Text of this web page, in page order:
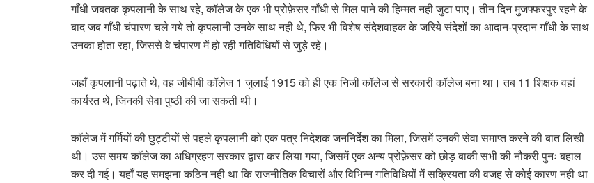
गाँधी जबतक कृपलानी के साथ रहे, कॉलेज के एक भी प्रोफ़ेसर गाँधी से मिल पाने की हिम्मत नही जुटा पाए। तीन दिन मुजफ्फरपुर रहने के
बाद जब गाँधी चंपारण चले गये तो कृपलानी उनके साथ नही थे, फिर भी विशेष संदेशवाहक के जरिये संदेशों का आदान-प्रदान गाँधी के साथ
उनका होता रहा, जिससे वे चंपारण में हो रही गतिविधियों से जुड़े रहे।
जहाँ कृपलानी पढ़ाते थे, वह जीबीबी कॉलेज 1 जुलाई 1915 को ही एक निजी कॉलेज से सरकारी कॉलेज बना था। तब 11 शिक्षक वहां
कार्यरत थे, जिनकी सेवा पुष्ठी की जा सकती थी।
कॉलेज में गर्मियों की छुट्टीयों से पहले कृपलानी को एक पत्र निदेशक जननिर्देश का मिला, जिसमें उनकी सेवा समाप्त करने की बात लिखी
थी। उस समय कॉलेज का अधिग्रहण सरकार द्वारा कर लिया गया, जिसमें एक अन्य प्रोफ़ेसर को छोड़ बाकी सभी की नौकरी पुनः बहाल
कर दी गई। यहाँ यह समझना कठिन नही था कि राजनीतिक विचारों और विभिन्न गतिविधियों में सक्रियता की वजह से कोई कारण नही था